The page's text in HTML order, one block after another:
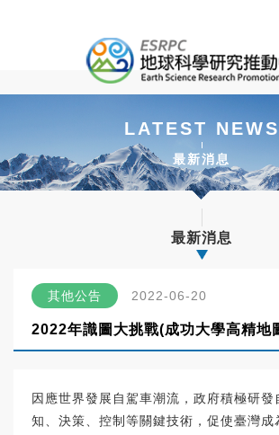
LATEST NEWS
最新消息
最新消息
其他公告 2022-06-20
2022年識圖大挑戰(成功大學高精地
因應世界發展自駕車潮流，政府積極研發
知、決策、控制等關鍵技術，促使臺灣成